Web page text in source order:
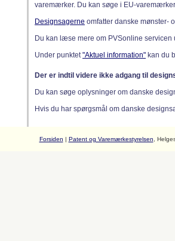
varemærker. Du kan søge i EU-
Designsagerne omfatter danske mønster-
Du kan læse mere om PVSonline
Under punktet"Aktuel information" kan du
Der er indtil videre ikke adgang til
Du kan søge oplysninger om danske
Hvis du har spørgsmål om danske
Forsiden | Patent og Varemærkestyrelsen ,